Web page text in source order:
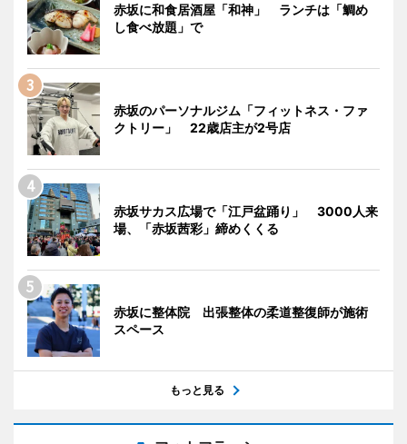
赤坂に和食居酒屋「和神」 ランチは「鯛め
し食べ放題」で
赤坂のパーソナルジム「フィットネス・ファ
クトリー」 22歳店主が2号店
赤坂サカス広場で「江戸盆踊り」 3000人来
場、「赤坂茜彩」締めくくる
赤坂に整体院 出張整体の柔道整復師が施術
スペース
もっと見る